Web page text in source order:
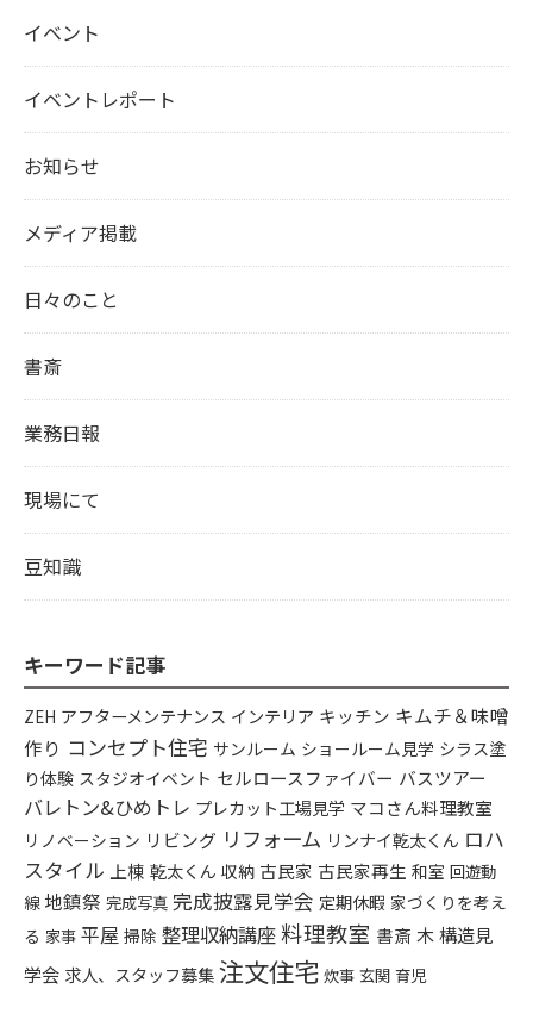
イベント
イベントレポート
お知らせ
メディア掲載
日々のこと
書斎
業務日報
現場にて
豆知識
キーワード記事
ZEH アフターメンテナンス インテリア キッチン キムチ＆味噌
作り コンセプト住宅 サンルーム ショールーム見学 シラス塗
り体験 スタジオイベント セルロースファイバー バスツアー
バレトン&ひめトレ プレカット工場見学 マコさん料理教室
リノベーション リビング リフォーム リンナイ乾太くん ロハ
スタイル 上棟 乾太くん 収納 古民家 古民家再生 和室 回遊動
線 地鎮祭 完成写真 完成披露見学会 定期休暇 家づくりを考え
る 家事 平屋 掃除 整理収納講座料理教室 書斎 木構造見
学会 求人、スタッフ募集注文住宅 炊事 玄関 育児